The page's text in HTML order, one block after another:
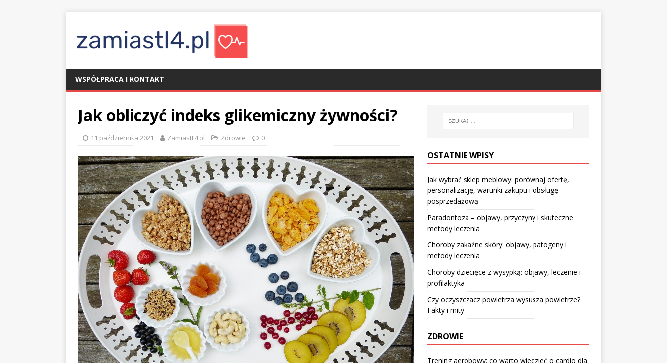
WSPÓŁPRACA I KONTAKT
Jak obliczyć indeks glikemiczny żywności?
11 października 2021 ZamiastL4.pl Zdrowie 0
OSTATNIE WPISY
Jak wybrać sklep meblowy: porównaj ofertę,
personalizację, warunki zakupu i obsługę
posprzedażową
Paradontoza – objawy, przyczyny i skuteczne
metody leczenia
Choroby zakaźne skóry: objawy, patogeny i
metody leczenia
Choroby dziecięce z wysypką: objawy, leczenie i
profilaktyka
Czy oczyszczacz powietrza wysusza powietrze?
Fakty i mity
ZDROWIE
Trening aerobowy: co warto wiedzieć o cardio dla